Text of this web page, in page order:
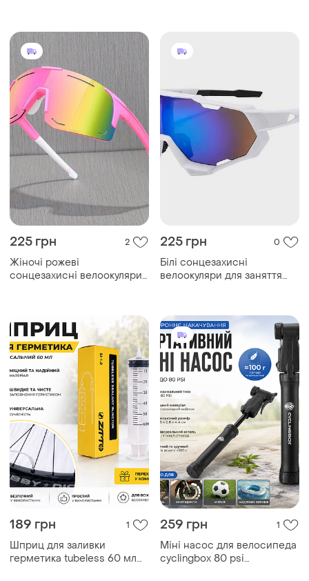
антивібраційний,
універсальний, білий
225 грн 2
Жіночі рожеві
сонцезахисні велоокуляри
225 грн 0
Білі сонцезахисні
велоокуляри для заняття
189 грн 1
Шприц для заливки
герметика tubeless 60 мл
259 грн 1
Міні насос для велосипеда
cyclingbox 80 psi